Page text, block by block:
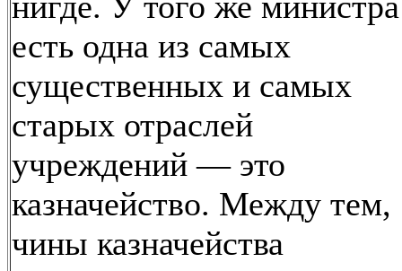
есть одна из самых
существенных и самых
старых отраслей
учреждений — это
казначейство. Между тем,
чины казначейства